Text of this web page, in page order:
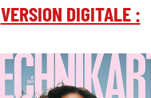
VERSION DIGITALE :